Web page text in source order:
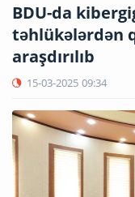
BDU-da
təhlükələrdən
araşdırılıb
15-03-2025 09:34